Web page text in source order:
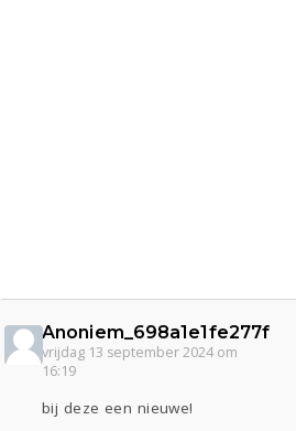
Anoniem_698a1e1fe277f
vrijdag 13 september 2024 om
16:19
bij deze een nieuwe!